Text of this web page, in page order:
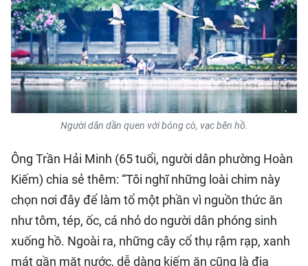
Người dân dần quen với bóng cò, vạc bên hồ.
Ông Trần Hải Minh (65 tuổi, người dân phường Hoàn
Kiếm) chia sẻ thêm: “Tôi nghĩ những loài chim này
chọn nơi đây để làm tổ một phần vì nguồn thức ăn
như tôm, tép, ốc, cá nhỏ do người dân phóng sinh
xuống hồ. Ngoài ra, những cây cổ thụ rậm rạp, xanh
mát gần mặt nước, dễ dàng kiếm ăn cũng là địa